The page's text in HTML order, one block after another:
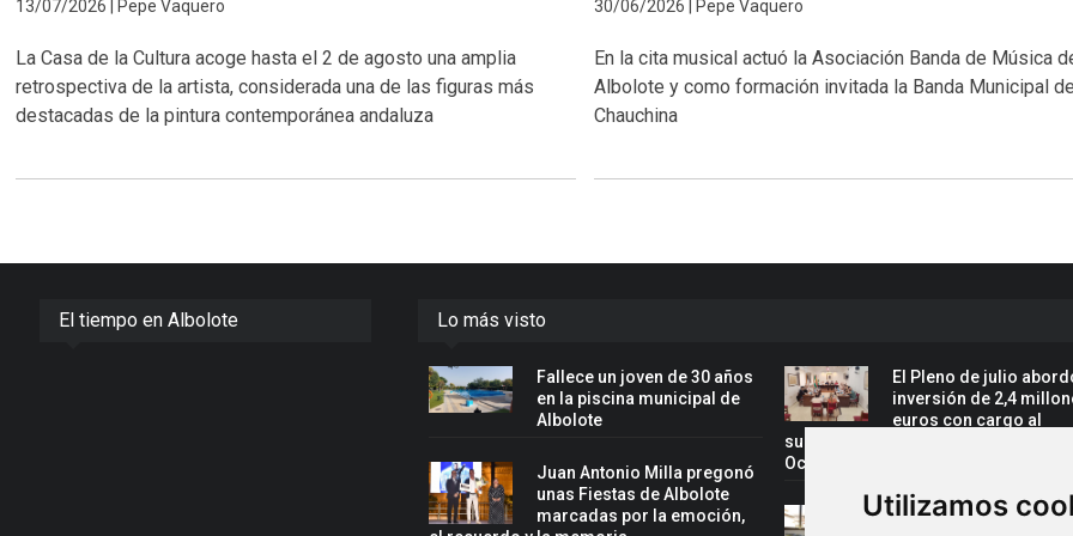
Utilizamos
13/07/2026 | Pepe Vaquero
La Casa de la Cultura acoge hasta el 2 de agosto una amplia
retrospectiva de la artista, considerada una de las figuras más
destacadas de la pintura contemporánea andaluza
30/06/2026 | Pepe Vaquero
En la cita musical actuó la Asociación Banda de Música
Albolote y como formación invitada la Banda Municipal de
Chauchina
El tiempo en Albolote Lo más visto
Fallece un joven de 30 años
en la piscina municipal de
Albolote
Juan Antonio Milla pregonó
unas Fiestas de Albolote
marcadas por la emoción,
El Pleno de julio
inversión de 2,4
euros con cargo al
superávit y la ampliación del Centro
Ocupacional
Marta Nievas, nueva